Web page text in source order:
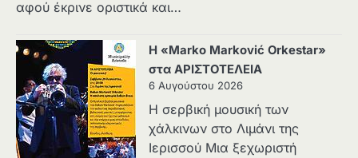
αφού έκρινε οριστικά και…
Η «Marko Marković Orkestar»
στα ΑΡΙΣΤΟΤΕΛΕΙΑ
6 Αυγούστου 2026
Η σερβική μουσική των
χάλκινων στο Λιμάνι της
Ιερισσού Μια ξεχωριστή